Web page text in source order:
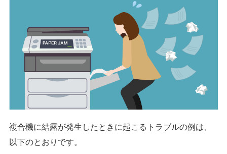
複合機に結露が発生したときに起こるトラブルの例は、
以下のとおりです。